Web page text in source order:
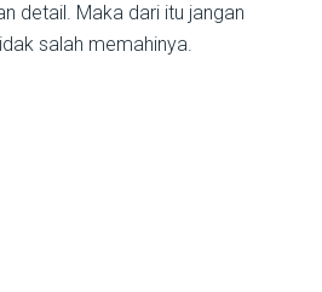
detail. Maka dari itu jangan
salah memahinya.